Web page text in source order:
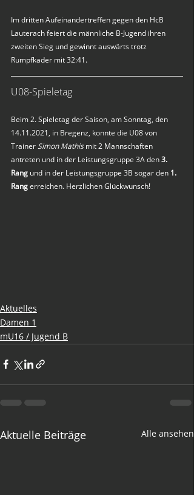
Im dritten Aufeinandertreffen gegen den HcB
Lauterach feiert die männliche B-Jugend ihren
zweiten Sieg und gewinnt auswärts trotz
Rumpfkader mit 32:41.
U08-Spieletag
Beim 2. Spieletag der Saison, am Sonntag, den
14.11.2021, in Bregenz, konnte die U08 von
Trainer Simon Mathis mit 2 Mannschaften
antreten und in der Leistungsgruppe 3A den 3.
Rang und in der Leistungsgruppe 3B sogar den 1.
Rang erreichen. Herzlichen Glückwunsch!
Aktuelles
Damen 1
mU16 / Jugend B
Aktuelle Beiträge Alle ansehen